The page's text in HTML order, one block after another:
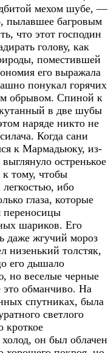
мехом шубе, —
пылавшее багровым
что этот господин
голову, как
поместившей
его выражала
понукал горячих
обрывом. Спиной к
в две шубы
наряде никто не
Когда сани
к Мармадьюку, из-
остренькое
к тому, чтобы
легкостью, ибо
глаза, которые
переносицы
шариков. Его
даже жгучий мороз
низенький толстяк,
его дышало
но веселые черные
это обманчиво. На
спутниках, была
светлого
кроткое
он был облачен